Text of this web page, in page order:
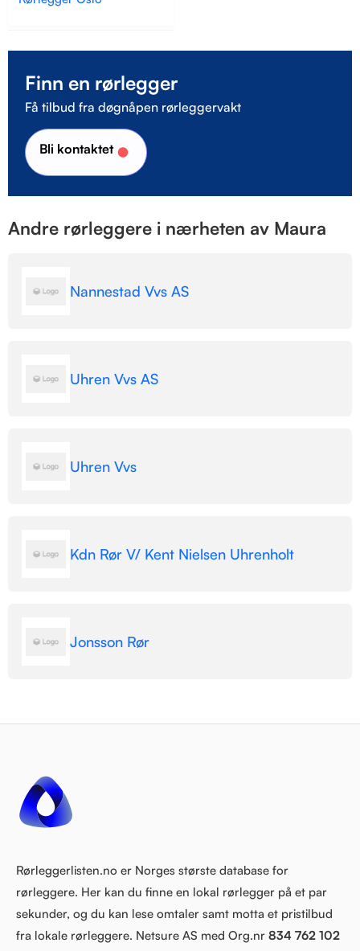
Finn en rørlegger
Få tilbud fra døgnåpen rørleggervakt
Bli kontaktet
Andre rørleggere i nærheten av Maura
Nannestad Vvs AS
Uhren Vvs AS
Uhren Vvs
Kdn Rør V/ Kent Nielsen Uhrenholt
Jonsson Rør
Rørleggerlisten.no er Norges største database for
rørleggere. Her kan du finne en lokal rørlegger på et par
sekunder, og du kan lese omtaler samt motta et pristilbud
fra lokale rørleggere. Netsure AS med Org.nr 834 762 102